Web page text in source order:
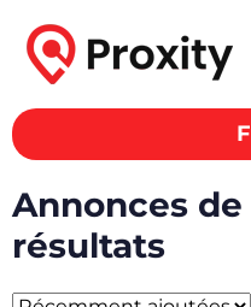
Annonces de
résultats